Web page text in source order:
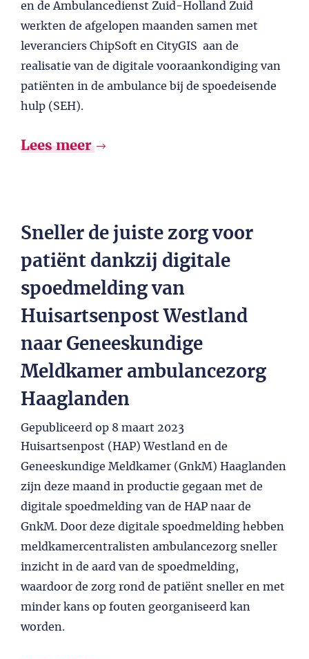
en de Ambulancedienst Zuid-Holland Zuid
werkten de afgelopen maanden samen met
leveranciers ChipSoft en CityGIS aan de
realisatie van de digitale vooraankondiging van
patiënten in de ambulance bij de spoedeisende
hulp (SEH).
Lees meer
Sneller de juiste zorg voor
patiënt dankzij digitale
spoedmelding van
Huisartsenpost Westland
naar Geneeskundige
Meldkamer ambulancezorg
Haaglanden
Gepubliceerd op 8 maart 2023
Huisartsenpost (HAP) Westland en de
Geneeskundige Meldkamer (GnkM) Haaglanden
zijn deze maand in productie gegaan met de
digitale spoedmelding van de HAP naar de
GnkM. Door deze digitale spoedmelding hebben
meldkamercentralisten ambulancezorg sneller
inzicht in de aard van de spoedmelding,
waardoor de zorg rond de patiënt sneller en met
minder kans op fouten georganiseerd kan
worden.